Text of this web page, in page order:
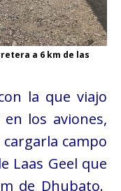
a 6 km de las
la que viajo
los aviones,
campo
Laas Geel que
de Dhubato.